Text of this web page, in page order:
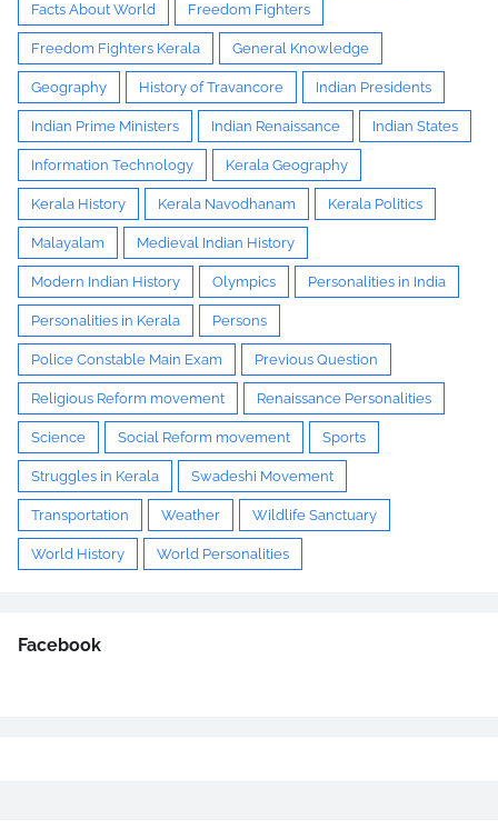
Facts About World Freedom Fighters
Freedom Fighters Kerala General Knowledge
Geography History of Travancore Indian Presidents
Indian Prime Ministers Indian Renaissance Indian States
Information Technology Kerala Geography
Kerala History Kerala Navodhanam Kerala Politics
Malayalam Medieval Indian History
Modern Indian History Olympics Personalities in India
Personalities in Kerala Persons
Police Constable Main Exam Previous Question
Religious Reform movement Renaissance Personalities
Science Social Reform movement Sports
Struggles in Kerala Swadeshi Movement
Transportation Weather Wildlife Sanctuary
World History World Personalities
Facebook